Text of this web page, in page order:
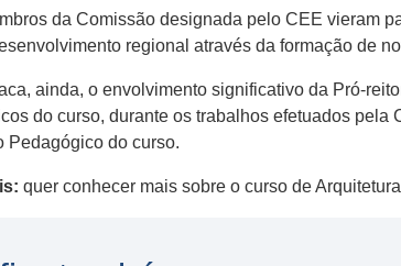
da Comissão designada pelo CEE vieram
regional através da formação de
ainda, o envolvimento significativo da Pró-
do curso, durante os trabalhos efetuados
Pedagógico do curso.
quer conhecer mais sobre o curso de